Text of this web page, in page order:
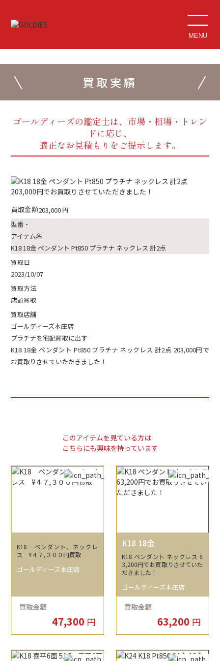
MENU
買取実績
ゴールディーズの鑑定士は、市場・相場・トレン
ドに応じ、
適正なお見積もりをご提示します。
買取金額203,000円
型番・
アイテム名
K18 18金 ペンダント Pt850 プラチナ ネックレス 計2点
買取日
2023/10/07
買取方法
店頭買取
買取店舗
ゴールディーズ本庄店
プラチナを宅配買取に出す
K18 18金 ペンダント Pt850 プラチナ ネックレス 計2点 203,000円で
お買取りさせていただきました！
このアイテムを見ている方は
こちらにも興味を持っています
K18 ペンダント、ネックレ
ス ¥４７,３００円買取
ゴールディーズ本庄店
買取金額
47,300 円
K18 18金
K18 ペンダント ネックレス 6
3,200円でお買取りさせていた
だきました！
ゴールディーズ本庄店
買取金額
63,200 円